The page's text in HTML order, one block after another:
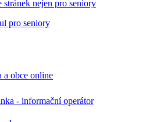
stránek nejen pro seniory